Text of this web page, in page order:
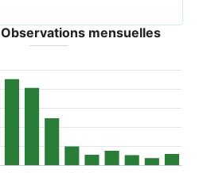
Observations mensuelles